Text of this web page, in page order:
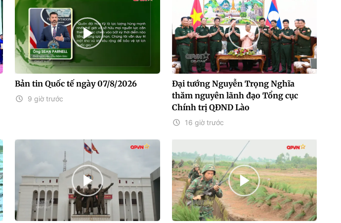
Bản tin Quốc tế ngày 07/8/2026
9 giờ trước
Đại tướng Nguyễn Trọng Nghĩa
thăm nguyên lãnh đạo Tổng cục
Chính trị QĐND Lào
16 giờ trước